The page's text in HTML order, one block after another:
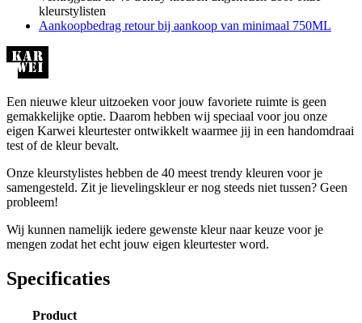
kleurstylisten
Aankoopbedrag retour bij aankoop van minimaal 750ML
Een nieuwe kleur uitzoeken voor jouw favoriete ruimte is geen
gemakkelijke optie. Daarom hebben wij speciaal voor jou onze
eigen Karwei kleurtester ontwikkelt waarmee jij in een handomdraai
test of de kleur bevalt.
Onze kleurstylistes hebben de 40 meest trendy kleuren voor je
samengesteld. Zit je lievelingskleur er nog steeds niet tussen? Geen
probleem!
Wij kunnen namelijk iedere gewenste kleur naar keuze voor je
mengen zodat het echt jouw eigen kleurtester word.
Specificaties
Product